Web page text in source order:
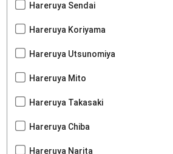
Hareruya Sendai
Hareruya Koriyama
Hareruya Utsunomiya
Hareruya Mito
Hareruya Takasaki
Hareruya Chiba
Hareruya Narita